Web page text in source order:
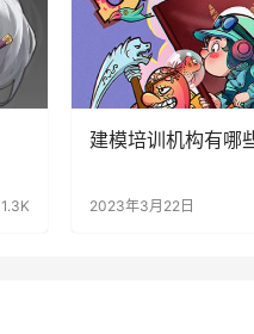
1.3K
建模培训机构有哪
2023年3月22日